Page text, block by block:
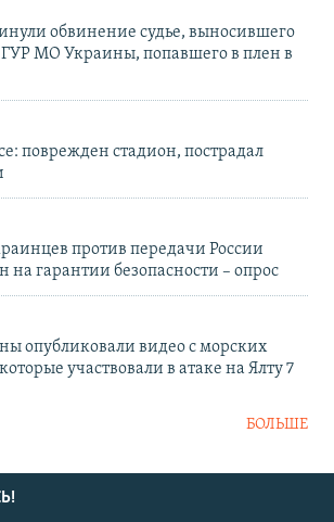
обвинение судье, выносившего
МО Украины, попавшего в плен в
поврежден стадион, пострадал
против передачи России
на гарантии безопасности – опрос
опубликовали видео с морских
участвовали в атаке на Ялту 7
БОЛЬШЕ